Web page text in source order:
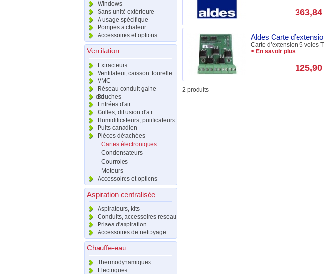
Windows
Sans unité extérieure
A usage spécifique
Pompes à chaleur
Accessoires et options
Ventilation
Extracteurs
Ventilateur, caisson, tourelle
VMC
Réseau conduit gaine
raccordBouches
Entrées d'air
Grilles, diffusion d'air
Humidificateurs, purificateurs
Puits canadien
Pièces détachées
Cartes électroniques
Condensateurs
Courroies
Moteurs
Accessoires et options
Aspiration centralisée
Aspirateurs, kits
Conduits, accessoires reseau
Prises d'aspiration
Accessoires de nettoyage
Chauffe-eau
Thermodynamiques
Electriques
363,84
Aldes Carte
Carte d’extension 5 voies
> En savoir plus
125,90
2 produits